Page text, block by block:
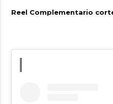
Reel Complementario